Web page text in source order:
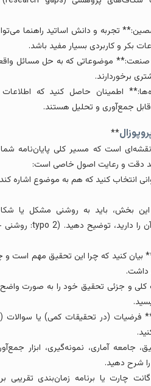
و دانش اساتید راهنما می‌تواند
کاربردی بسیار مفید باشد.
موضوعاتی که به حل مسائل واقعی
حاصل کنید که اطلاعات و
و تحلیل هستند.
**
است که مسیر کلی پایان‌نامه شما را
و رعایت اصول خاصی است:
کنید که هم به موضوع اشاره کند و
باید به روشنی مشکل یا شکاف
پژوهشی که قصد پرداختن به آن را دارید، توضیح دهید. (typo 2: روشنی ->
که چرا این تحقیق مهم است و چه
تحقیق خود را به صورت واضح و
(در تحقیقات کمی) یا سوالات (در
نمونه‌گیری، ابزار جمع‌آوری
دهید.
یا برنامه زمان‌بندی تقریبی برای